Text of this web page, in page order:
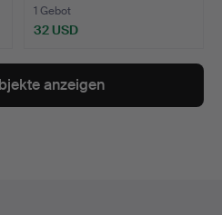
1 Gebot
32 USD
anzeigen